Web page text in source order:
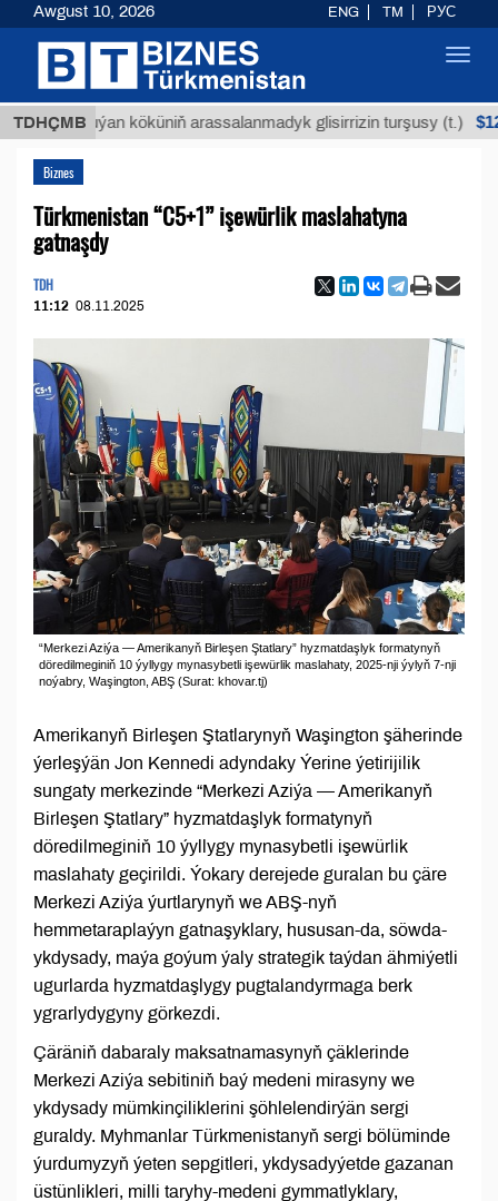
TDHÇMB
Buýan köküniň arassalanmadyk glisirrizin turşusy (t.) $12935,18
Biznes
Türkmenistan “C5+1” işewürlik maslahatyna
gatnaşdy
TDH
11:12 08.11.2025
“Merkezi Aziýa — Amerikanyň Birleşen Ştatlary” hyzmatdaşlyk formatynyň
döredilmeginiň 10 ýyllygy mynasybetli işewürlik maslahaty, 2025-nji ýylyň 7-nji
noýabry, Waşington, ABŞ (Surat: khovar.tj)
Amerikanyň Birleşen Ştatlarynyň Waşington şäherinde
ýerleşýän Jon Kennedi adyndaky Ýerine ýetirijilik
sungaty merkezinde “Merkezi Aziýa — Amerikanyň
Birleşen Ştatlary” hyzmatdaşlyk formatynyň
döredilmeginiň 10 ýyllygy mynasybetli işewürlik
maslahaty geçirildi. Ýokary derejede guralan bu çäre
Merkezi Aziýa ýurtlarynyň we ABŞ-nyň
hemmetaraplaýyn gatnaşyklary, hususan-da, söwda-
ykdysady, maýa goýum ýaly strategik taýdan ähmiýetli
ugurlarda hyzmatdaşlygy pugtalandyrmaga berk
ygrarlydygyny görkezdi.
Çäräniň dabaraly maksatnamasynyň çäklerinde
Merkezi Aziýa sebitiniň baý medeni mirasyny we
ykdysady mümkinçiliklerini şöhlelendirýän sergi
guraldy. Myhmanlar Türkmenistanyň sergi bölüminde
ýurdumyzyň ýeten sepgitleri, ykdysadyýetde gazanan
üstünlikleri, milli taryhy-medeni gymmatlyklary,
Awgust 10, 2026 ENG TM РУС